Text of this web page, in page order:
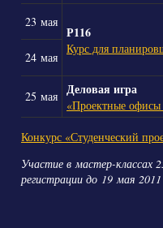
23 мая
Р116
Курс для
24 мая
25 мая Деловая игра
«Проектные офисы
Конкурс «Студенческий
Участие в мастер-классах
регистрации до 19 мая